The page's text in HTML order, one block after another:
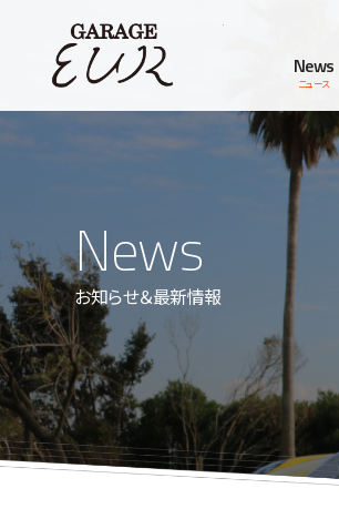
News
ニュース
News
お知らせ＆最新情報